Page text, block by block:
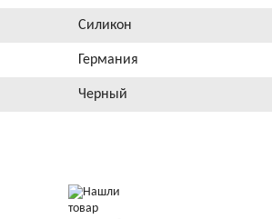
Силикон
Германия
Черный